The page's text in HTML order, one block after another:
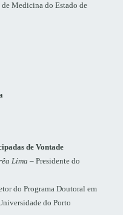
Medicina do Estado de
de Vontade
Lima – Presidente do
do Programa Doutoral em
do Porto